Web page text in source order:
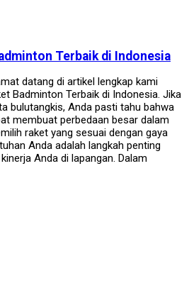
Terbaik di Indonesia
datang di artikel lengkap kami
Badminton Terbaik di Indonesia. Jika
bulutangkis, Anda pasti tahu bahwa
membuat perbedaan besar dalam
raket yang sesuai dengan gaya
Anda adalah langkah penting
Anda di lapangan. Dalam